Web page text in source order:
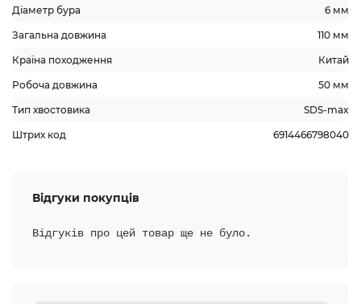
Діаметр бура 6 мм
Загальна довжина 110 мм
Країна походження Китай
Робоча довжина 50 мм
Тип хвостовика SDS-max
Штрих код 6914466798040
Відгуки покупців
Відгуків про цей товар ще не було.